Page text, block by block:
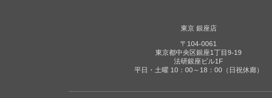
東京 銀座店
〒104-0061
東京都中央区銀座1丁目9-19
法研銀座ビル1F
平日・土曜 10：00～18：00（日祝休廊）